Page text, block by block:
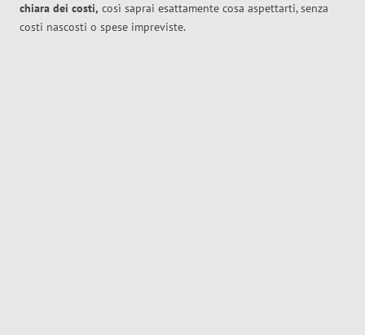
chiara dei costi, così saprai esattamente cosa aspettarti, senza
costi nascosti o spese impreviste.